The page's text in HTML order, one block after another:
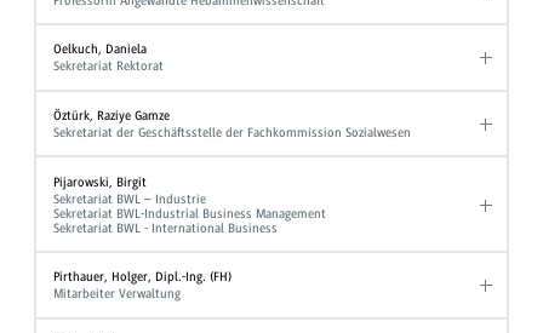
Oelkuch, Daniela
Sekretariat Rektorat
Öztürk, Raziye Gamze
Sekretariat der Geschäftsstelle der Fachkommission Sozialwesen
Pijarowski, Birgit
Sekretariat BWL – Industrie
Sekretariat BWL-Industrial Business Management
Sekretariat BWL - International Business
Pirthauer, Holger, Dipl.-Ing. (FH)
Mitarbeiter Verwaltung